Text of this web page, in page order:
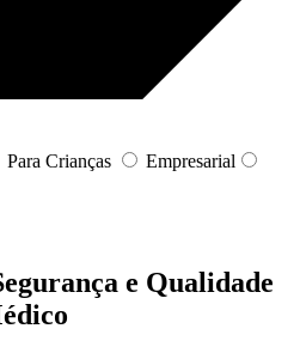
Para Crianças
Empresarial
e Qualidade